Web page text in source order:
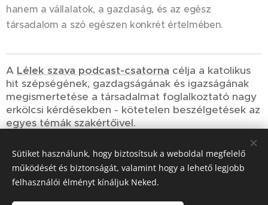
hanem a vállalatok, a gazdaság, és az egész
társadalom a szó egészen konkrét értelmében.
A Lélek szava podcast-csatorna célja a katolikus
hit szépségének, gazdagságának és igazságának
megismertetése a társadalmat foglalkoztató nagy
erkölcsi kérdésekben - kötetelen beszélgetések az
egyes témák szakértőivel.
Share
Sütiket használunk, hogy biztosítsuk a weboldal megfelelő
működését és biztonságát, valamint hogy a lehető legjobb
felhasználói élményt kínáljuk Neked.